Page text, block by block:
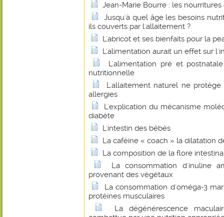
Jean-Marie Bourre : les
Jusqu'à quel âge les besoins
ils couverts par l'allaitement ?
L'abricot et ses bienfaits pour la
L'alimentation aurait un effet sur
L'alimentation pré et
nutritionnelle
L'allaitement naturel ne
allergies
L'explication du mécanisme
diabète
L'intestin des bébés
La caféine « coach » la dilatation
La composition de la flore
La consommation d'inuline
provenant des végétaux
La consommation d'oméga-3
protéines musculaires
La dégénérescence